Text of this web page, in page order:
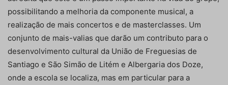
possibilitando a melhoria da componente musical, a
realização de mais concertos e de masterclasses. Um
conjunto de mais-valias que darão um contributo para o
desenvolvimento cultural da União de Freguesias de
Santiago e São Simão de Litém e Albergaria dos Doze,
onde a escola se localiza, mas em particular para a